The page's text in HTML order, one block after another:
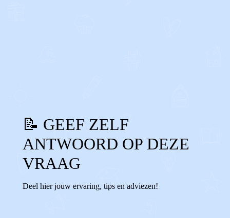
📝 GEEF ZELF
ANTWOORD OP DEZE
VRAAG
Deel hier jouw ervaring, tips en adviezen!